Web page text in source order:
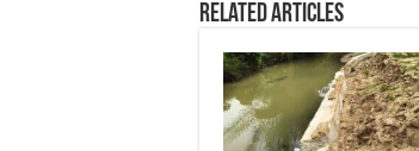
o
o
k
p
p e
r
Related Articles